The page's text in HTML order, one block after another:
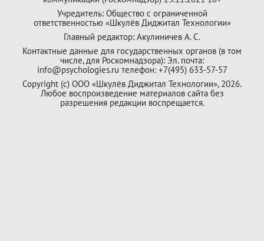
Учредитель: Общество с ограниченной
ответственностью «Шкулёв Диджитал Технологии»
Главный редактор: Акулиничев А. С.
Контактные данные для государственных органов (в том
числе, для Роскомнадзора): Эл. почта:
info@psychologies.ru телефон: +7(495) 633-57-57
Copyright (с) ООО «Шкулёв Диджитал Технологии», 2026.
Любое воспроизведение материалов сайта без
разрешения редакции воспрещается.